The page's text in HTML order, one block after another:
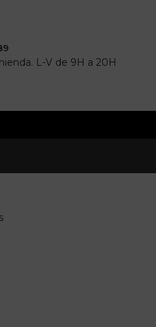
L-V de 9H a 20H